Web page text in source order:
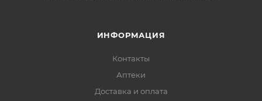
ИНФОРМАЦИЯ
Контакты
Аптеки
Доставка и оплата